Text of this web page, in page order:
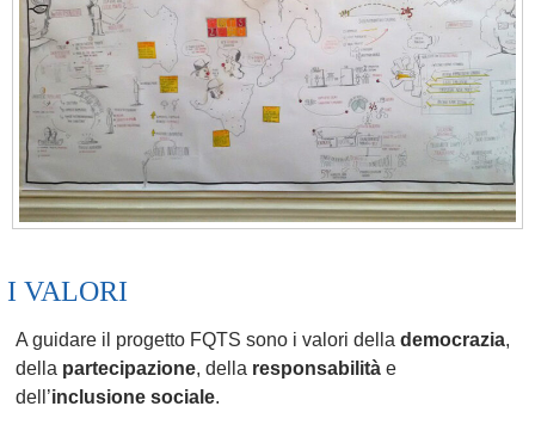
I VALORI
A guidare il progetto FQTS sono i valori della democrazia,
della partecipazione, della responsabilità e
dell’inclusione sociale.